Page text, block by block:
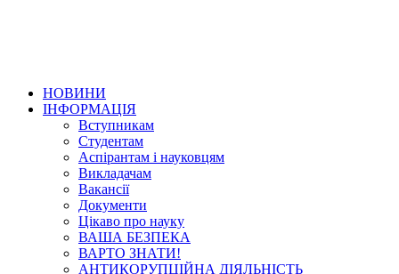
НОВИНИ
ІНФОРМАЦІЯ
Вступникам
Студентам
Аспірантам і науковцям
Викладачам
Вакансії
Документи
Цікаво про науку
ВАША БЕЗПЕКА
ВАРТО ЗНАТИ!
АНТИКОРУПЦІЙНА ДІЯЛЬНІСТЬ